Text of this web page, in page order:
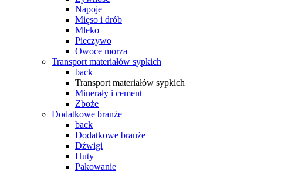
Napoje
Mięso i drób
Mleko
Pieczywo
Owoce morza
Transport materiałów sypkich
back
Transport materiałów sypkich
Minerały i cement
Zboże
Dodatkowe branże
back
Dodatkowe branże
Dźwigi
Huty
Pakowanie